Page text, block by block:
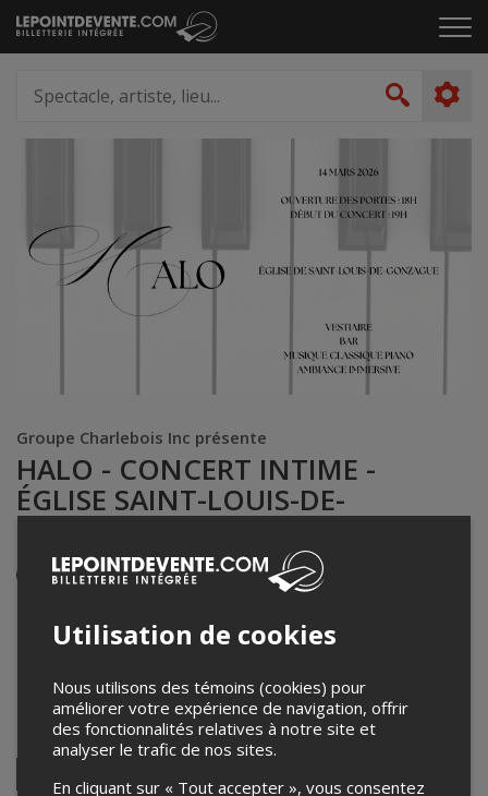
Passer
au
le
artiste,
lieu...
Groupe Charlebois Inc présente
HALO - CONCERT INTIME -
ÉGLISE SAINT-LOUIS-DE-
Événement en personne
19h00 – 20h15 / Entrée: 18h00
146 Rue Principale ,Saint-Louis-de-Gonzague,QC
Partagez cet événement
Twitter
Utilisation de cookies
Nous utilisons des témoins (cookies) pour
améliorer votre expérience de navigation, offrir
des fonctionnalités relatives à notre site et
analyser le trafic de nos sites.
En cliquant sur « Tout accepter », vous consentez